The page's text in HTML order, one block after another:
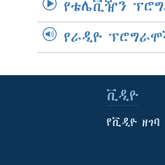
የቴሌቪዥን
የራዲዮ
ቪዲዮ
የቪዲዮ ዘገባ